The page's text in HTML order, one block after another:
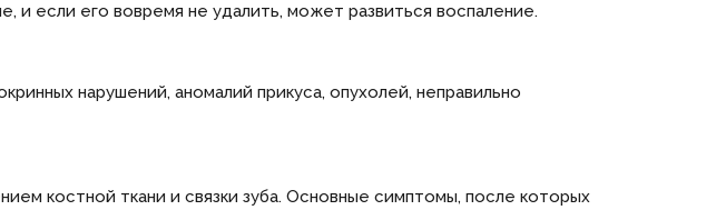
и если его вовремя не удалить, может развиться воспаление.
нарушений, аномалий прикуса, опухолей, неправильно
костной ткани и связки зуба. Основные симптомы, после которых